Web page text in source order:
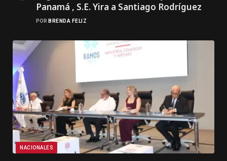
Panamá , S.E. Yira a Santiago Rodríguez
POR BRENDA FELIZ
NACIONALES